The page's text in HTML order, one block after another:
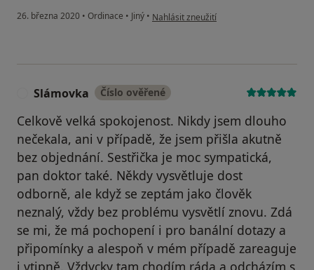
26. března 2020 • Ordinace • Jiný • podle názoru uživatele Váš účet byl
Nahlásit zneužití
Slámovka Číslo ověřené
Celkově velká spokojenost. Nikdy jsem dlouho
nečekala, ani v případě, že jsem přišla akutně
bez objednání. Sestřička je moc sympatická,
pan doktor také. Někdy vysvětluje dost
odborně, ale když se zeptám jako člověk
neznalý, vždy bez problému vysvětlí znovu. Zdá
se mi, že má pochopení i pro banální dotazy a
připomínky a alespoň v mém případě zareaguje
i vtipně. Vždycky tam chodím ráda a odcházím s